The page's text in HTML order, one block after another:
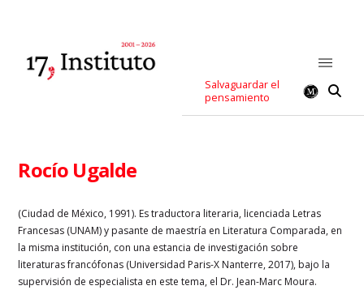
Salvaguardar el
pensamiento
Rocío Ugalde
(Ciudad de México, 1991). Es traductora literaria, licenciada Letras
Francesas (UNAM) y pasante de maestría en Literatura Comparada, en
la misma institución, con una estancia de investigación sobre
literaturas francófonas (Universidad Paris-X Nanterre, 2017), bajo la
supervisión de especialista en este tema, el Dr. Jean-Marc Moura.